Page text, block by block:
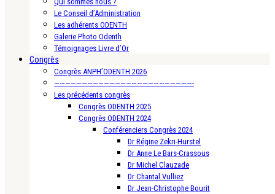
Le Conseil d’Administration
Les adhérents ODENTH
Galerie Photo Odenth
Témoignages Livre d’Or
Congrès
Congrès ANPH’ODENTH 2026
—————————————————————————-
Les précédents congrès
Congrès ODENTH 2025
Congrès ODENTH 2024
Conférenciers Congrès 2024
Dr Régine Zekri-Hurstel
Dr Anne Le Bars-Crassous
Dr Michel Clauzade
Dr Chantal Vulliez
Dr Jean-Christophe Bourit